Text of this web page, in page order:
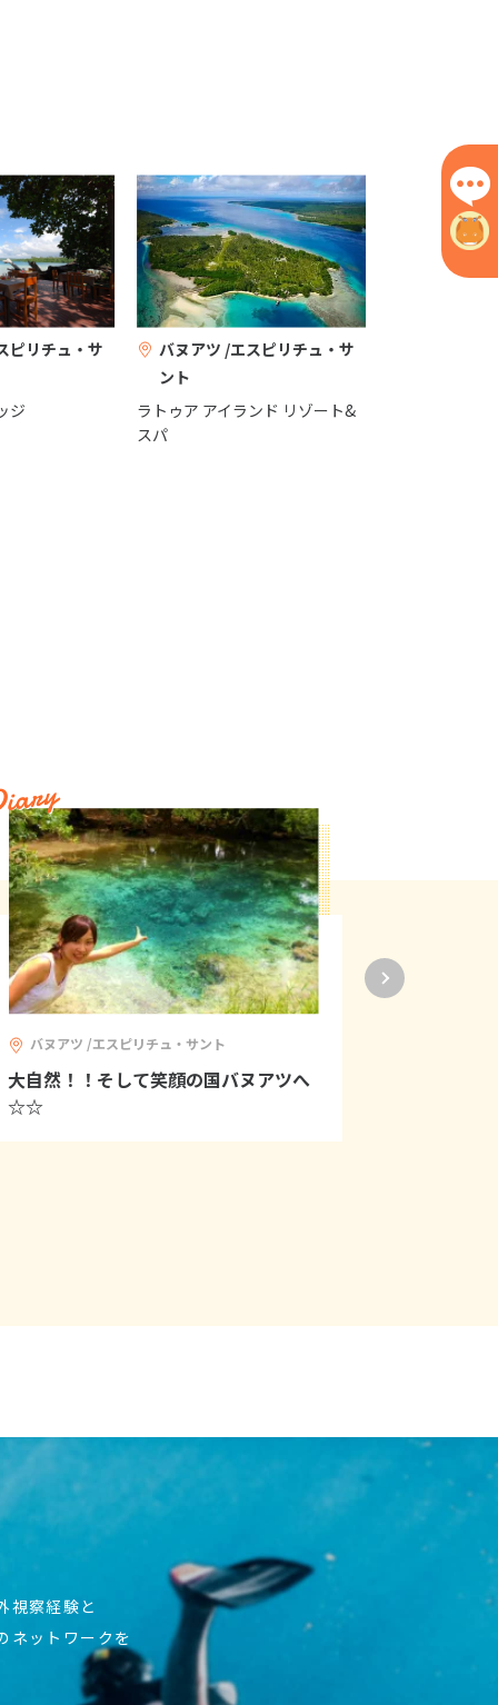
ピリチュ・サ
ジ
バヌアツ /エスピリチュ・サ
ント
ラトゥア アイランド リゾート&
スパ
バヌアツ /エスピリチュ・サント
大自然！！そして笑顔の国バヌアツへ
☆☆
視察経験と
ネットワークを